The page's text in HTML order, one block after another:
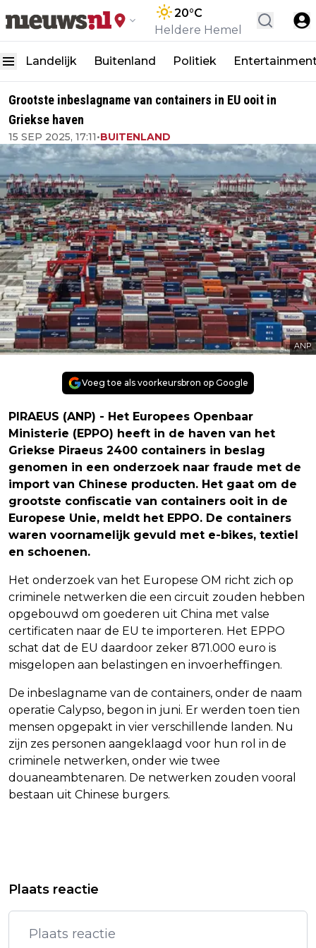
20°C
Heldere Hemel
Landelijk Buitenland Politiek
Grootste inbeslagname van containers in EU ooit in
Griekse haven
15 SEP 2025, 17:11•BUITENLAND
ANP
Voeg toe als voorkeursbron op Google
PIRAEUS (ANP) - Het Europees Openbaar
Ministerie (EPPO) heeft in de haven van het
Griekse Piraeus 2400 containers in beslag
genomen in een onderzoek naar fraude met de
import van Chinese producten. Het gaat om de
grootste confiscatie van containers ooit in de
Europese Unie, meldt het EPPO. De containers
waren voornamelijk gevuld met e-bikes, textiel
en schoenen.
Het onderzoek van het Europese OM richt zich op
criminele netwerken die een circuit zouden hebben
opgebouwd om goederen uit China met valse
certificaten naar de EU te importeren. Het EPPO
schat dat de EU daardoor zeker 871.000 euro is
misgelopen aan belastingen en invoerheffingen.
De inbeslagname van de containers, onder de naam
operatie Calypso, begon in juni. Er werden toen tien
mensen opgepakt in vier verschillende landen. Nu
zijn zes personen aangeklaagd voor hun rol in de
criminele netwerken, onder wie twee
douaneambtenaren. De netwerken zouden vooral
bestaan uit Chinese burgers.
OVER ZWANGERSCHAP NA
OPTREDEN BOB VYLAN MAANDAG IN
NIJMEGEN MAG DOORGAAN VAN
RECHTER
Plaats reactie